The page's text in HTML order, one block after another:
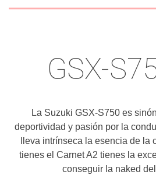
GSX-
La Suzuki GSX-S750 es
deportividad y pasión por la
lleva intrínseca la esencia de la
tienes el Carnet A2 tienes la
conseguir la naked